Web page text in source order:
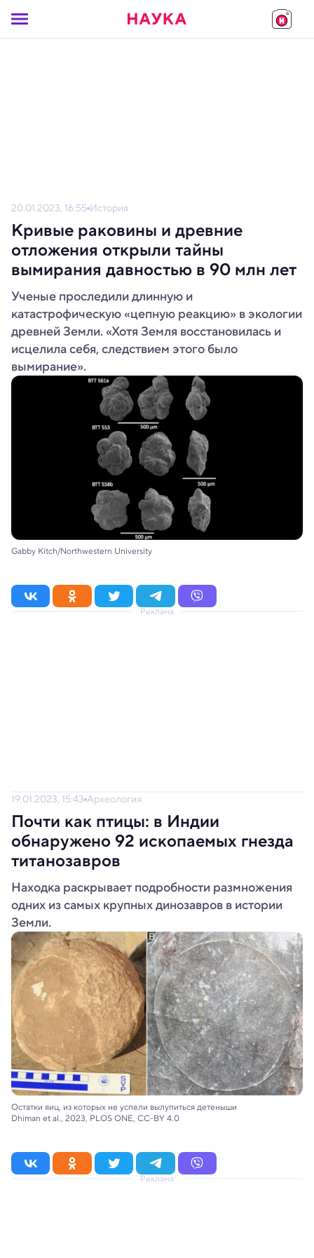
20.01.2023, 16:55 История
Кривые раковины и древние
отложения открыли тайны
вымирания давностью в 90 млн лет
Ученые проследили длинную и
катастрофическую «цепную реакцию» в экологии
древней Земли. «Хотя Земля восстановилась и
исцелила себя, следствием этого было
вымирание».
Gabby Kitch/Northwestern University
Реклама
19.01.2023, 15:43 Археология
Почти как птицы: в Индии
обнаружено 92 ископаемых гнезда
титанозавров
Находка раскрывает подробности размножения
одних из самых крупных динозавров в истории
Земли.
Остатки яиц, из которых не успели вылупиться детеныши
Dhiman et al., 2023, PLOS ONE, CC-BY 4.0
Реклама